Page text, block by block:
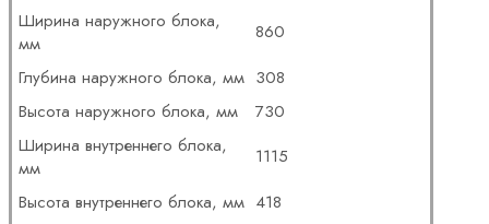
Ширина наружного блока,
мм
860
Глубина наружного блока, мм 308
Высота наружного блока, мм
730
Ширина внутреннего блока,
мм
1115
Высота внутреннего блока, мм 418